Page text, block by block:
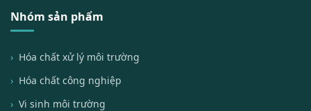
Nhóm sản phẩm
Hóa chất xử lý môi trường
Hóa chất công nghiệp
Vi sinh môi trường